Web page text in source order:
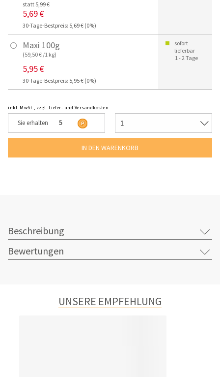
statt 5,99 €
5,69 €
30-Tage-Bestpreis: 5,69 € (0%)
Maxi 100g
(59,50 € /1 kg)
5,95 €
30-Tage-Bestpreis: 5,95 € (0%)
sofort
lieferbar
1 - 2 Tage
inkl. MwSt., zzgl. Liefer- und Versandkosten
Sie erhalten 5
Beschreibung
Bewertungen
UNSERE EMPFEHLUNG